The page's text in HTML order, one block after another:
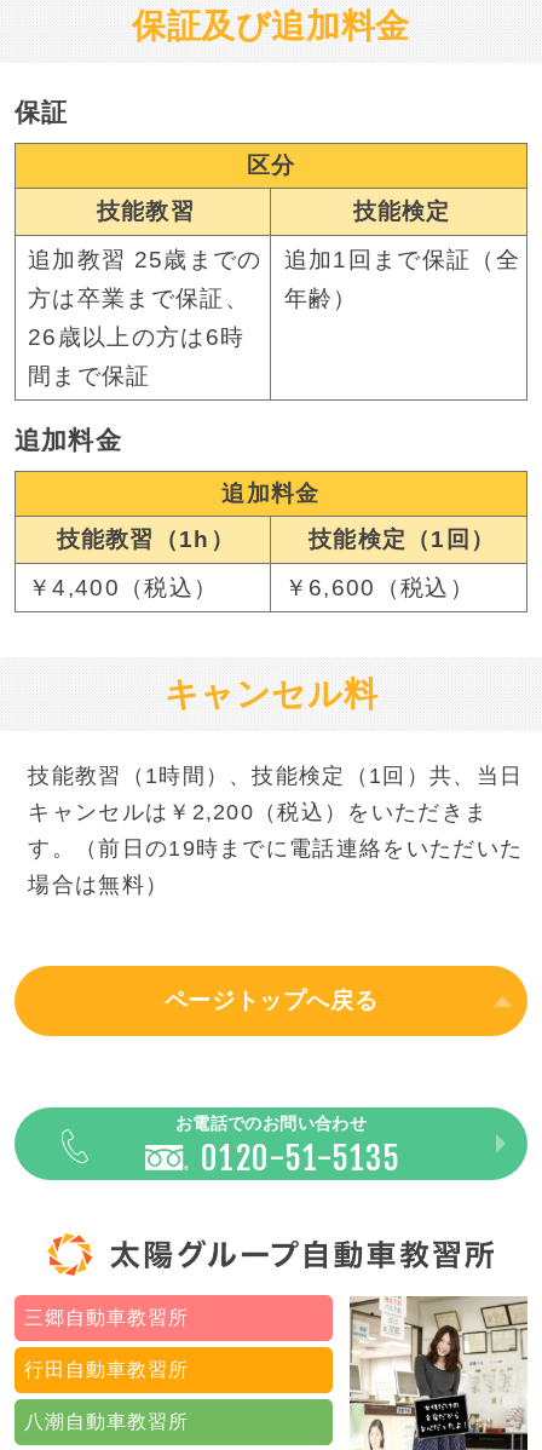
保証及び追加料金
保証
区分
技能教習
追加教習 25歳までの
方は卒業まで保証、
26歳以上の方は6時
間まで保証
技能検定
追加1回まで保証（全
年齢）
追加料金
追加料金
技能教習（1h）
￥4,400（税込）
技能検定（1回）
￥6,600（税込）
キャンセル料
技能教習（1時間）、技能検定（1回）共、当日
キャンセルは￥2,200（税込）をいただきま
す。
（前日の19時までに電話連絡をいただいた
場合は無料）
ページトップへ戻る
お電話でのお問い合わせ
0120-51-5135
三郷自動車教習所
行田自動車教習所
八潮自動車教習所